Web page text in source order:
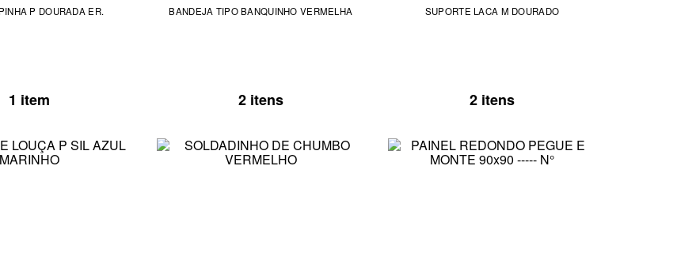
P DOURADA ER.
1 item
BANDEJA TIPO BANQUINHO VERMELHA
2 itens
SUPORTE LACA M DOURADO
2 itens